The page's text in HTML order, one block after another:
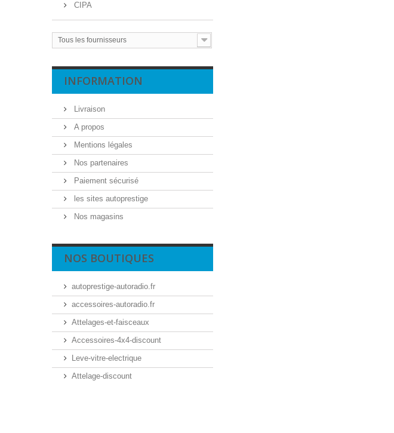
CIPA
Tous les fournisseurs
INFORMATION
Livraison
A propos
Mentions légales
Nos partenaires
Paiement sécurisé
les sites autoprestige
Nos magasins
NOS BOUTIQUES
autoprestige-autoradio.fr
accessoires-autoradio.fr
Attelages-et-faisceaux
Accessoires-4x4-discount
Leve-vitre-electrique
Attelage-discount